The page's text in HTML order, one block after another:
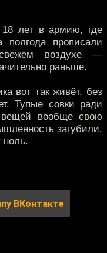
лет в армию, где
прописали
воздухе —
раньше.
вот так живёт, без
Тупые совки ради
вообще свою
загубили,
ноль.
ВКонтакте